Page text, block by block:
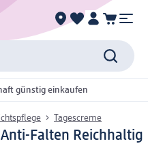
günstig einkaufen
Tagescreme
Anti-Falten Reichhaltig